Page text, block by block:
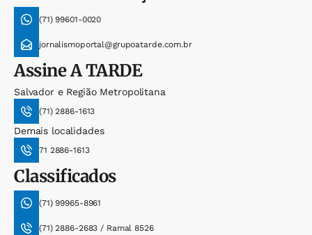
(71) 99601-0020
jornalismoportal@grupoatarde.com.br
AssineA TARDE
Salvador e Região Metropolitana
(71) 2886-1613
Demais localidades
71 2886-1613
Classificados
(71) 99965-8961
(71) 2886-2683 / Ramal 8526